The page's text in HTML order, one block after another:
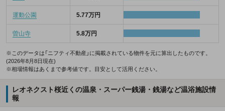
運動公園 5.77万円
曽山寺 5.8万円
※このデータは「ニフティ不動産」に掲載されている物件を元に算出したものです。
(2026年8月8日現在)
※相場情報はあくまで参考値です。目安として活用ください。
レオネクスト桜近くの温泉・スーパー銭湯・銭湯など温浴施設情
報